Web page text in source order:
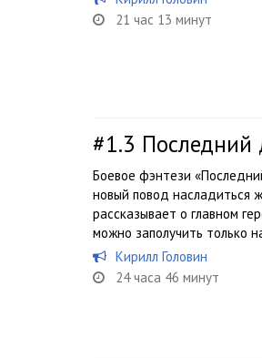
21 час 13 минут
#1.3
Боевое фэнтези
новый повод насладиться
рассказывает о главном
можно заполучить только
Кирилл Головин
24 часа 46 минут